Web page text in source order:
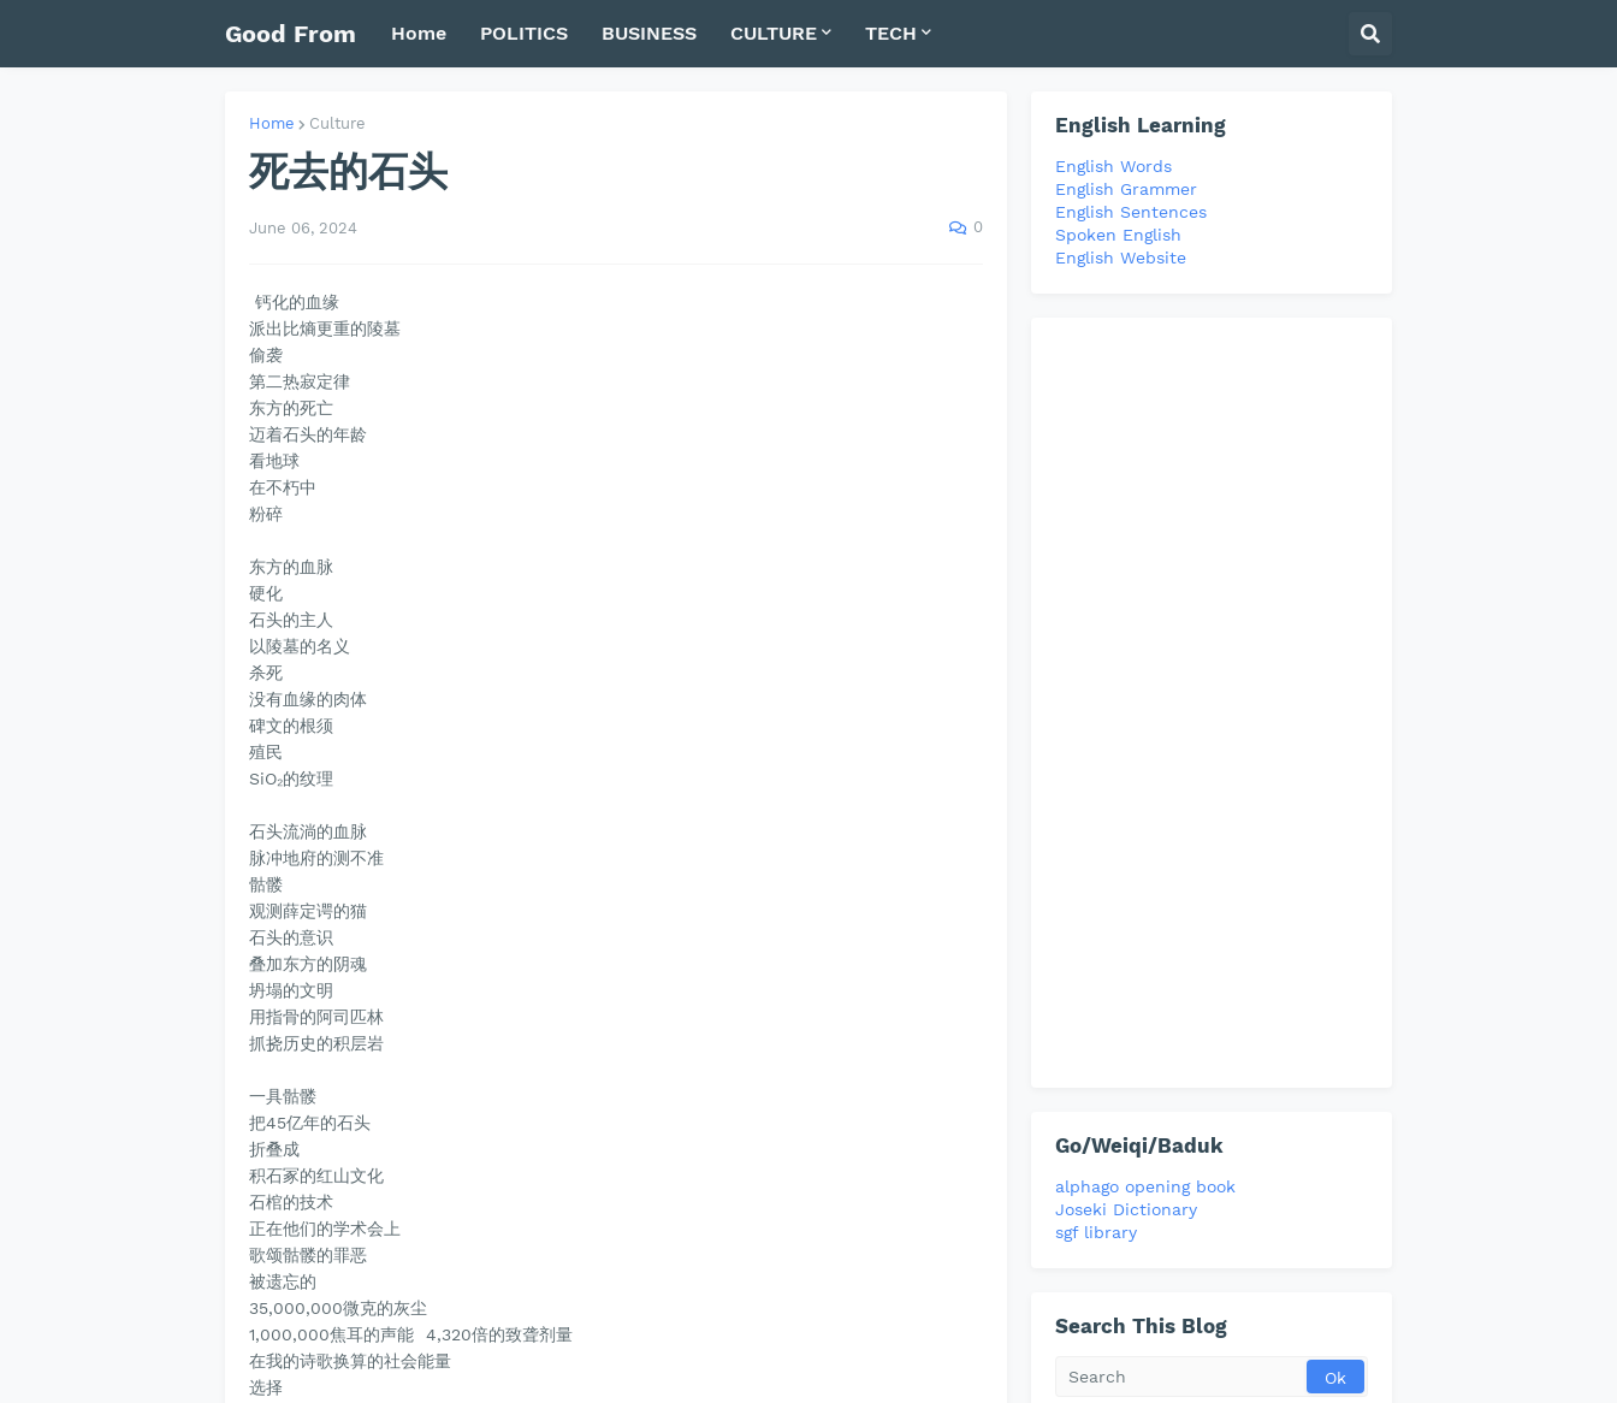
Good From Home POLITICS BUSINESS CULTURE TECH
Home Culture
死去的石头
June 06, 2024 0
钙化的血缘
派出比熵更重的陵墓
偷袭
第二热寂定律
东方的死亡
迈着石头的年龄
看地球
在不朽中
粉碎
东方的血脉
硬化
石头的主人
以陵墓的名义
杀死
没有血缘的肉体
碑文的根须
殖民
SiO₂的纹理
石头流淌的血脉
脉冲地府的测不准
骷髅
观测薛定谔的猫
石头的意识
叠加东方的阴魂
坍塌的文明
用指骨的阿司匹林
抓挠历史的积层岩
一具骷髅
把45亿年的石头
折叠成
积石冢的红山文化
石棺的技术
正在他们的学术会上
歌颂骷髅的罪恶
被遗忘的
35,000,000微克的灰尘
1,000,000焦耳的声能 4,320倍的致聋剂量
在我的诗歌换算的社会能量
选择
English Learning
English Words
English Grammer
English Sentences
Spoken English
English Website
Go/Weiqi/Baduk
alphago opening book
Joseki Dictionary
sgf library
Search This Blog